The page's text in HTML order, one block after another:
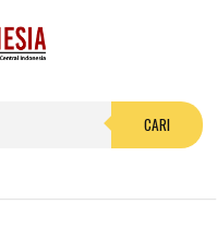
CARI